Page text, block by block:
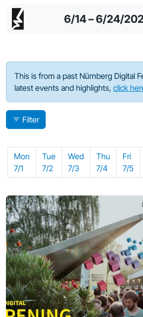
6/14 – 6/24/
Program - 2024
This is from a past Nürnberg Digital
latest events and highlights, click
Filter
Mon
7/1
Tue
7/2
Wed
7/3
Thu
7/4
Fri
7/5